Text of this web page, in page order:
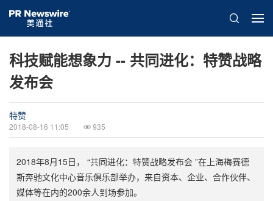
科技赋能想象力 -- 共同进化：特赞战略
发布会
特赞
2018-08-16 11:05 935
2018年8月15日， “共同进化：特赞战略发布会 ”在上海梅赛德
斯奔驰文化中心音乐俱乐部举办，来自资本、企业、合作伙伴、
媒体等在内的200余人到场参加。